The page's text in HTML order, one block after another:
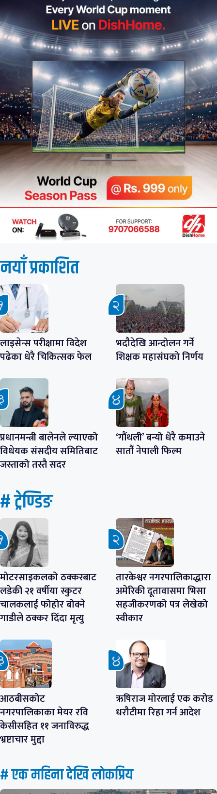
नयाँ प्रकाशित
लाइसेन्स परीक्षामा विदेश
पढेका धेरै चिकित्सक फेल
भदौदेखि आन्दोलन गर्ने
शिक्षक महासंघको निर्णय
प्रधानमन्त्री बालेनले ल्याएको
विधेयक संसदीय समितिबाट
जस्ताको तस्तै सदर
‘गौंथली’ बन्यो धेरै कमाउने
सातौं नेपाली फिल्म
# ट्रेण्डिङ
मोटरसाइकलको ठक्करबाट
लडेकी २१ वर्षीया स्कुटर
चालकलाई फोहोर बोक्ने
गाडीले ठक्कर दिँदा मृत्यु
तारकेश्वर नगरपालिकाद्धारा
अमेरिकी दूतावासमा भिसा
सहजीकरणको पत्र लेखेको
स्वीकार
आठबीसकोट
नगरपालिकाका मेयर रवि
केसीसहित ११ जनाविरुद्ध
भ्रष्टाचार मुद्दा
ऋषिराज मोरलाई एक करोड
धरौटीमा रिहा गर्न आदेश
# एक महिना देखि लाेकप्रिय